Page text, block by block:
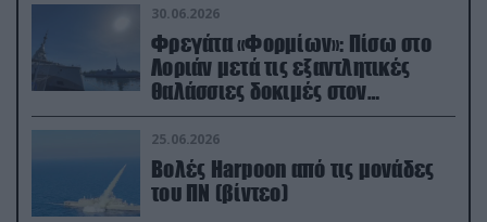
30.06.2026
Φρεγάτα «Φορμίων»: Πίσω στο
Λοριάν μετά τις εξαντλητικές
θαλάσσιες δοκιμές στον
απαιτητικό Βισκαϊκό
25.06.2026
Βολές Harpoon από τις μονάδες
του ΠΝ (βίντεο)